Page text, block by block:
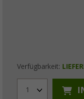
Verfügbarkeit:
1